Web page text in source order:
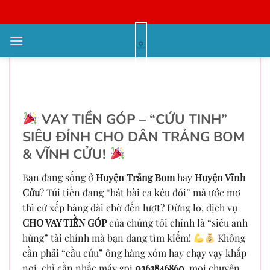
qua
nội
Alo cho vay tiền góp tháng ở
VAY TIỀN GÓP – “CỨU TINH”
SIÊU ĐỈNH CHO DÂN TRẢNG BOM
& VĨNH CỬU!
Bạn đang sống ởHuyện Trảng BomhayHuyện Vĩnh
Cửu? Túi tiền đang “hát bài ca kêu đói” mà ước mơ
thì cứ xếp hàng dài chờ đến lượt? Đừng lo, dịch vụ
CHO VAY TIỀN GÓPcủa chúng tôi chính là “siêu anh
hùng” tài chính mà bạn đang tìm kiếm!
Không
cần phải “cầu cứu” ông hàng xóm hay chạy vạy khắp